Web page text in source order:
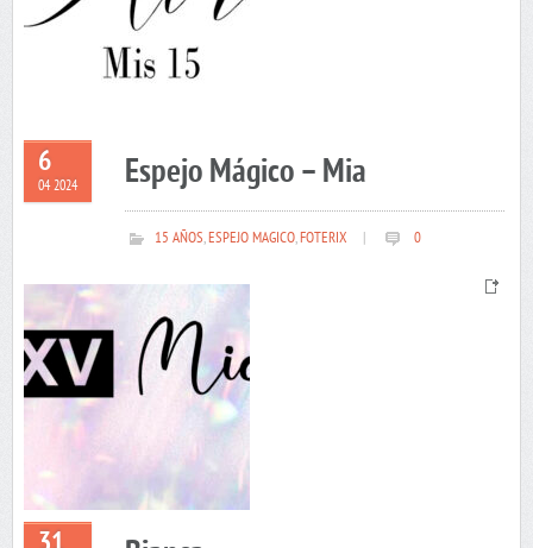
6
04 2024 Espejo Mágico – Mia
15 AÑOS,ESPEJO MAGICO,FOTERIX 0